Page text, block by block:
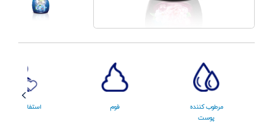
مرطوب کننده
پوست
فوم استفاده آسان